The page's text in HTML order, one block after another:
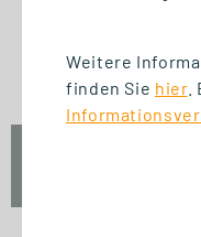
START STUDIENGANG
Weitere
finden Sie hier.